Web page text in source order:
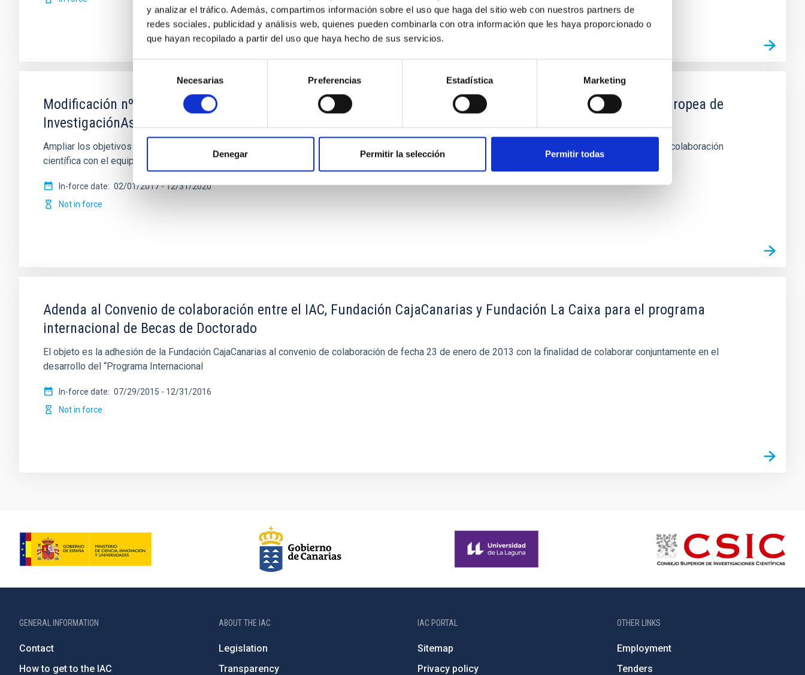
y analizar el tráfico. Además, compartimos información sobre el uso que haga del sitio web con nuestros partners de
redes sociales, publicidad y análisis web, quienes pueden combinarla con otra información que les haya proporcionado o
que hayan recopilado a partir del uso que haya hecho de sus servicios.
consentimiento
Necesarias Preferencias Estadística Marketing
Denegar Permitir la selección Permitir todas
Modificación nº 1 a la Carta Acuerdo sobre el experimento en colaboración entre el IAC y la Organización Europea de
InvestigaciónAstronómica Hemisferio Sur.
Ampliar los objetivos de la colaboración para permitir que los experimentos de campo LGS-AO sean realizados en el telescopio WHT de La Palma en colaboración
científica con el equipo de sistemas de
In-force date 02/01/2017-12/31/2020
Not in force
Adenda al Convenio de colaboración entre el IAC, Fundación CajaCanarias y Fundación La Caixa para el programa
internacional de Becas de Doctorado
El objeto es la adhesión de la Fundación CajaCanarias al convenio de colaboración de fecha 23 de enero de 2013 con la finalidad de colaborar conjuntamente en el
desarrollo del “Programa Internacional
In-force date 07/29/2015 - 12/31/2016
Not in force
GENERAL INFORMATION
Contact
How to get to the IAC
ABOUT THE IAC
Legislation
Transparency
IAC PORTAL
Sitemap
Privacy policy
OTHER LINKS
Employment
Tenders